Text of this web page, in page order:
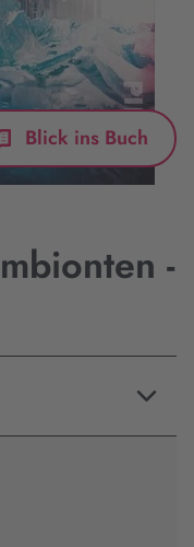
Blick ins Buch
-